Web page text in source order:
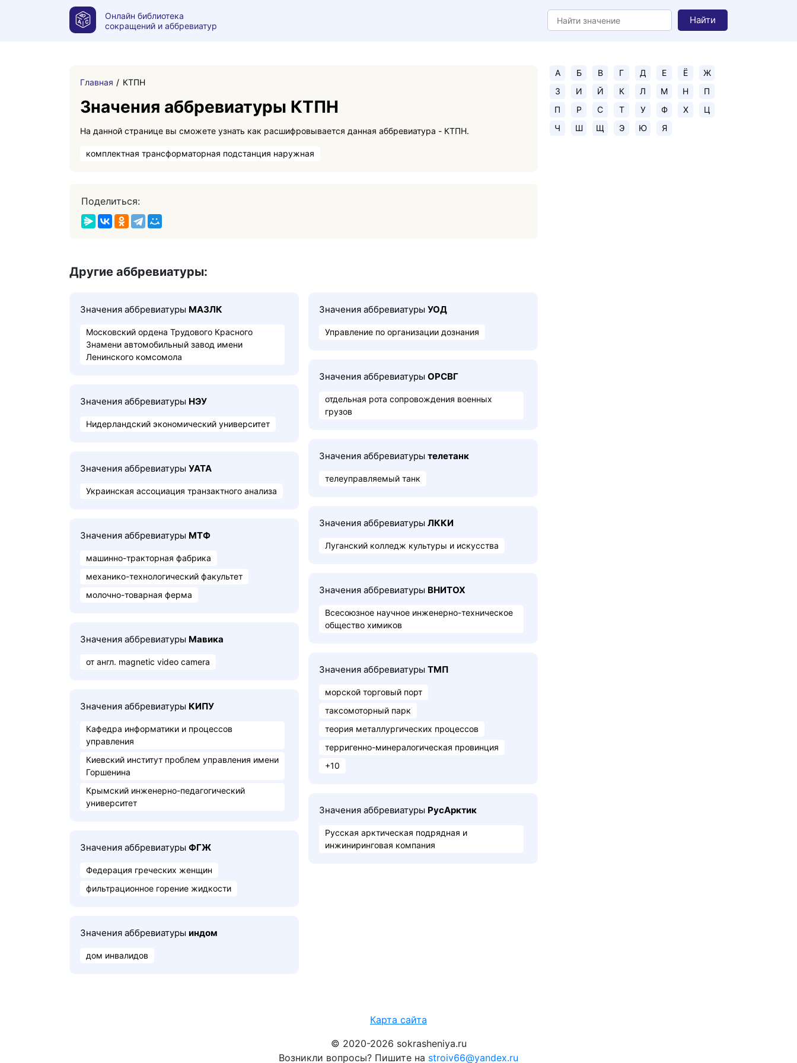
Онлайн библиотека
сокращений и аббревиатур
Найти
Главная КТПН
Значения аббревиатуры КТПН
На данной странице вы сможете узнать как расшифровывается данная аббревиатура - КТПН.
комплектная трансформаторная подстанция наружная
Поделиться:
Другие аббревиатуры:
Значения аббревиатуры МАЗЛК
Московский ордена Трудового Красного
Знамени автомобильный завод имени
Ленинского комсомола
Значения аббревиатуры НЭУ
Нидерландский экономический университет
Значения аббревиатуры УАТА
Украинская ассоциация транзактного анализа
Значения аббревиатуры МТФ
машинно-тракторная фабрика
механико-технологический факультет
молочно-товарная ферма
Значения аббревиатуры Мавика
от англ. magnetic video camera
Значения аббревиатуры КИПУ
Кафедра информатики и процессов
управления
Киевский институт проблем управления имени
Горшенина
Крымский инженерно-педагогический
университет
Значения аббревиатуры ФГЖ
Федерация греческих женщин
фильтрационное горение жидкости
Значения аббревиатуры индом
дом инвалидов
Значения аббревиатуры УОД
Управление по организации дознания
Значения аббревиатуры ОРСВГ
отдельная рота сопровождения военных
грузов
Значения аббревиатуры телетанк
телеуправляемый танк
Значения аббревиатуры ЛККИ
Луганский колледж культуры и искусства
Значения аббревиатуры ВНИТОХ
Всесоюзное научное инженерно-техническое
общество химиков
Значения аббревиатуры ТМП
морской торговый порт
таксомоторный парк
теория металлургических процессов
терригенно-минералогическая провинция
+10
Значения аббревиатуры РусАрктик
Русская арктическая подрядная и
инжиниринговая компания
А Б В Г Д Е Ё
Ж
З
И Й К Л М Н
П
П
Р С Т У Ф Х
Ц
Ч
Ш Щ Э Ю Я
Карта сайта
© 2020-2026 sokrasheniya.ru
Возникли вопросы? Пишите на stroiv66@yandex.ru